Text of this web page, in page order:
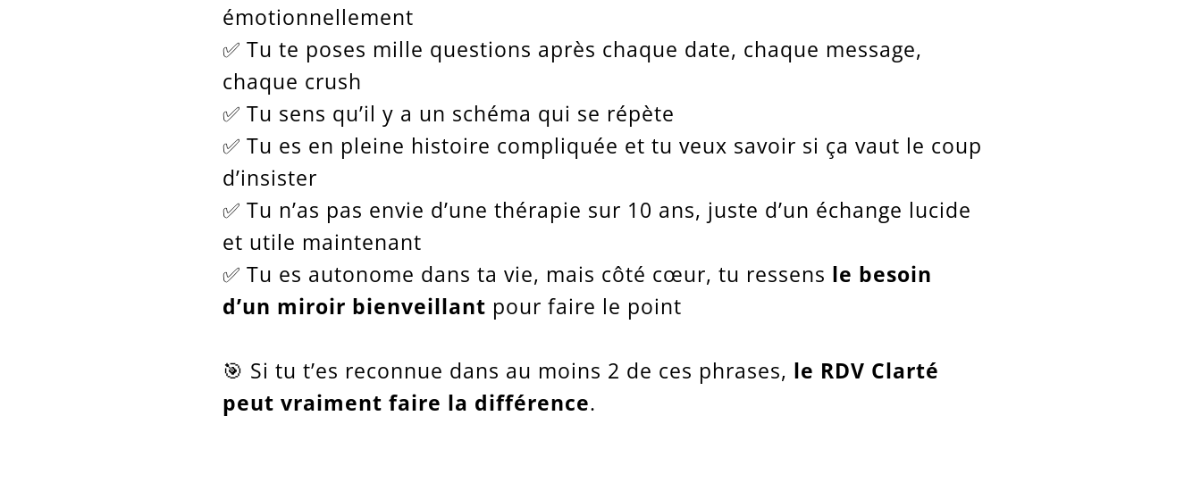
émotionnellement
✅ Tu te poses mille questions après chaque date, chaque message,
chaque crush
✅ Tu sens qu’il y a un schéma qui se répète
✅ Tu es en pleine histoire compliquée et tu veux savoir si ça vaut le coup
d’insister
✅ Tu n’as pas envie d’une thérapie sur 10 ans, juste d’un échange lucide
et utile maintenant
✅ Tu es autonome dans ta vie, mais côté cœur, tu ressens le besoin
d’un miroir bienveillant pour faire le point
🎯 Si tu t’es reconnue dans au moins 2 de ces phrases, le RDV Clarté
peut vraiment faire la différence.